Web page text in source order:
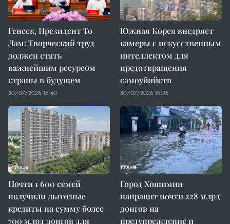
Генсек, Президент То
Лам: Творческий труд
должен стать
важнейшим ресурсом
страны в будущем
30/07/2026 16:40
Южная Корея внедряет
камеры с искусственным
интеллектом для
предотвращения
самоубийств
30/07/2026 16:26
Почти 1 600 семей
получили льготные
кредиты на сумму более
700 млрд донгов для
Город Хошимин
направит почти 228 млрд
донгов на
предупреждение и